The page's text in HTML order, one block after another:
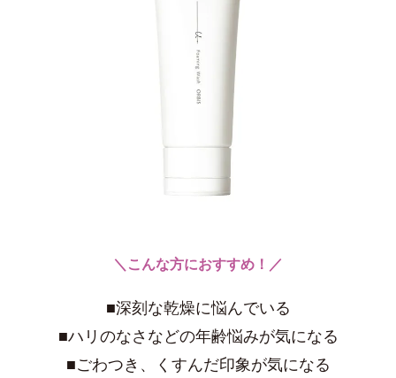
＼こんな方におすすめ！／
■深刻な乾燥に悩んでいる
■ハリのなさなどの年齢悩みが気になる
■ごわつき、くすんだ印象が気になる